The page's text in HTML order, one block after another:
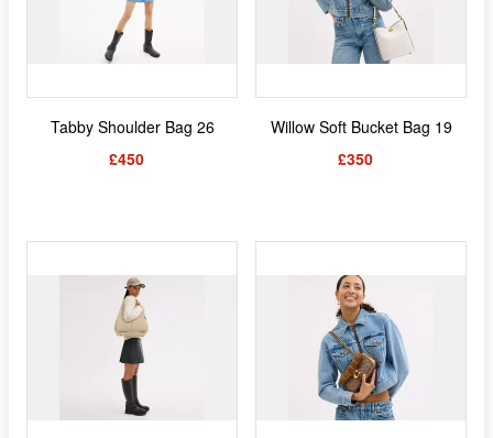
Tabby Shoulder Bag 26
£450
Willow Soft Bucket Bag 19
£350